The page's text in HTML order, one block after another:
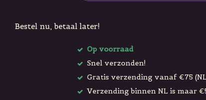
Bestel nu, betaal later!
Op voorraad
Snel verzonden!
Gratis verzending vanaf €75
Verzending binnen NL is maar